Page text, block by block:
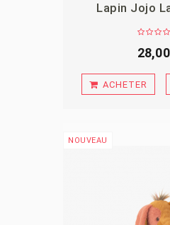
Lapin Jojo
ACHETER
NOUVEAU